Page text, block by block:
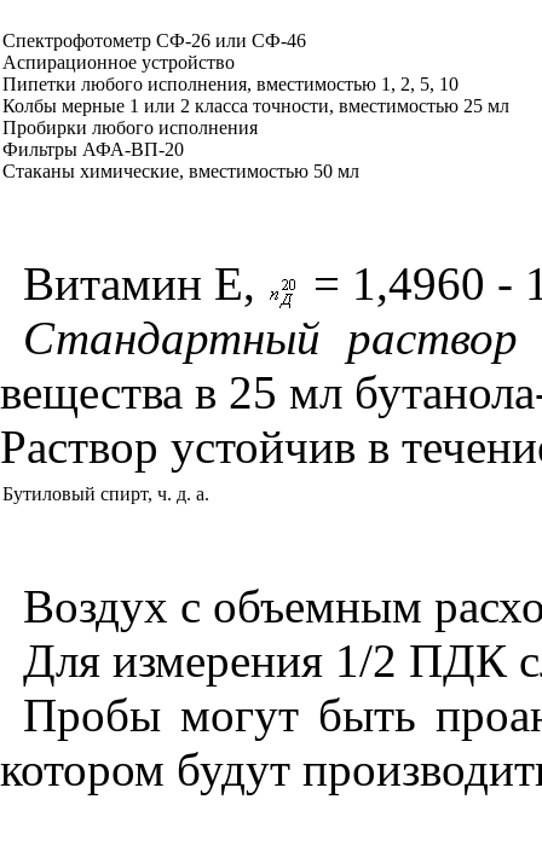
Спектрофотометр СФ-26 или СФ-46
Аспирационное устройство
Пипетки любого исполнения, вместимостью 1, 2, 5, 10
Колбы мерные 1 или 2 класса точности, вместимостью 25 мл
Пробирки любого исполнения
Фильтры АФА-ВП-20
Стаканы химические, вместимостью 50 мл
Витамин Е,
= 1,4960 -
Стандартный раствор
вещества в 25 мл
Раствор устойчив в
Бутиловый спирт, ч. д. а.
Воздух с объемным
Для измерения 1/2 ПДК
Пробы могут быть
котором будут